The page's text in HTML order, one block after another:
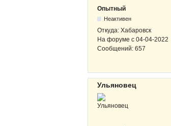
Опытный
Неактивен
Откуда: Хабаровск
На форуме с 04-04-2022
Сообщений: 657
Ульяновец